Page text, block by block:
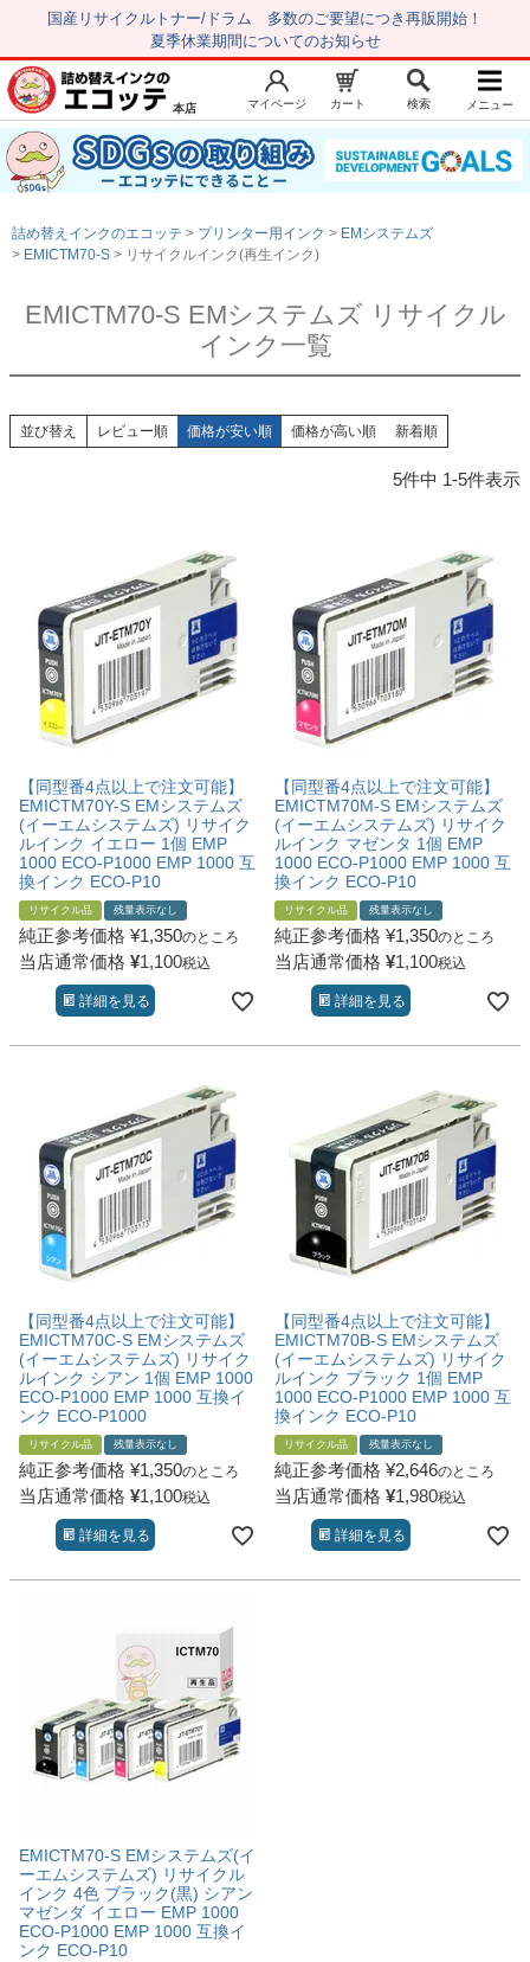
国産リサイクルトナー/ドラム 多数のご要望につき再販開始！
夏季休業期間についてのお知らせ
新規会員登録 マイページ
トップページ お気に入り
注文履歴 レビュー履歴
初心者用セット
キャノンインク
互換インクボトル
互換インクカートリッジ
再生インクカートリッジ
記事を探す
お客様の声
お店の紹介
ご利用ガイド
よくある質問
お問い合わせ
会員専用商品
説明書ダウンロード
本店 マイページ カート 検索 メニュー
詰め替えインクのエコッテ プリンター用インク
EMシステムズ
EMICTM70-S
リサイクルインク(再生インク)
EMICTM70-S EMシステムズ リサイクル
インク一覧
並び替え レビュー順 価格が安い順 価格が高い順 新着順
5件中 1-5件表示
【同型番4点以上で注文可能】
EMICTM70Y-S EMシステムズ
(イーエムシステムズ) リサイク
ルインク イエロー 1個 EMP
1000 ECO-P1000 EMP 1000 互
換インク ECO-P10
リサイクル品 残量表示なし
純正参考価格 ¥1,350のところ
当店通常価格 ¥1,100税込
詳細を見る
【同型番4点以上で注文可能】
EMICTM70M-S EMシステムズ
(イーエムシステムズ) リサイク
ルインク マゼンタ 1個 EMP
1000 ECO-P1000 EMP 1000 互
換インク ECO-P10
リサイクル品 残量表示なし
純正参考価格 ¥1,350のところ
当店通常価格 ¥1,100税込
詳細を見る
【同型番4点以上で注文可能】
EMICTM70C-S EMシステムズ
(イーエムシステムズ) リサイク
ルインク シアン 1個 EMP 1000
ECO-P1000 EMP 1000 互換イ
ンク ECO-P1000
リサイクル品 残量表示なし
純正参考価格 ¥1,350のところ
当店通常価格 ¥1,100税込
詳細を見る
【同型番4点以上で注文可能】
EMICTM70B-S EMシステムズ
(イーエムシステムズ) リサイク
ルインク ブラック 1個 EMP
1000 ECO-P1000 EMP 1000 互
換インク ECO-P10
リサイクル品 残量表示なし
純正参考価格 ¥2,646のところ
当店通常価格 ¥1,980税込
詳細を見る
EMICTM70-S EMシステムズ(イ
ーエムシステムズ) リサイクル
インク 4色 ブラック(黒) シアン
マゼンダ イエロー EMP 1000
ECO-P1000 EMP 1000 互換イ
ンク ECO-P10